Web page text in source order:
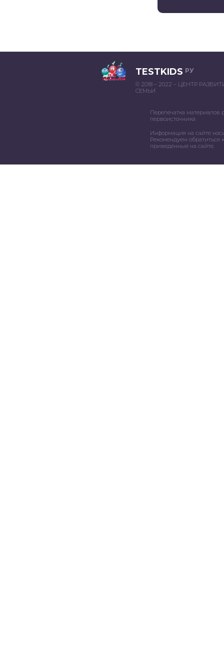
TESTKIDS РУ
© 2018 – 2022 – ЦЕНТР
СЕМЬИ
Перепечатка материалов
первоисточника
Информация на сайте
Рекомендуем обратиться
приведенные на сайте.